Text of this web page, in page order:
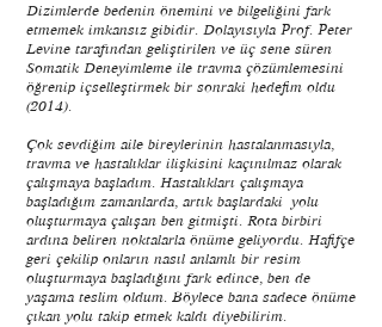
Dizimlerde bedenin önemini ve bilgeliğini fark
etmemek imkansız gibidir. Dolayısıyla Prof. Peter
Levine tarafından geliştirilen ve üç sene süren
Somatik Deneyimleme ile travma çözümlemesini
öğrenip içselleştirmek bir sonraki hedefim oldu
(2014).
Çok sevdiğim aile bireylerinin hastalanmasıyla,
travma ve hastalıklar ilişkisini kaçınılmaz olarak
çalışmaya başladım. Hastalıkları çalışmaya
başladığım zamanlarda, artık başlardaki yolu
oluşturmaya çalışan ben gitmişti. Rota birbiri
ardına beliren noktalarla önüme geliyordu. Hafifçe
geri çekilip onların nasıl anlamlı bir resim
oluşturmaya başladığını fark edince, ben de
yaşama teslim oldum. Böylece bana sadece önüme
çıkan yolu takip etmek kaldı diyebilirim.